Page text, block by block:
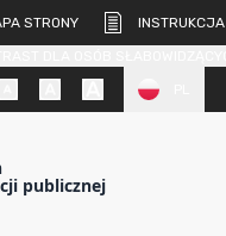
STRONY
INSTRUKCJA
publicznej